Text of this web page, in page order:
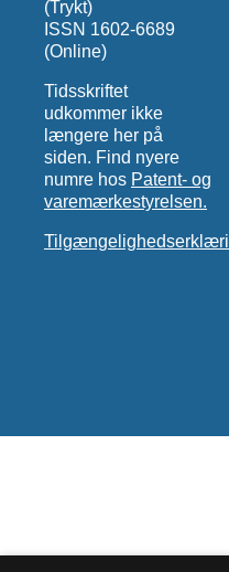
(Trykt)
ISSN 1602-6689
(Online)
Tidsskriftet
udkommer ikke
længere her på
siden. Find nyere
numre hos Patent- og
varemærkestyrelsen.